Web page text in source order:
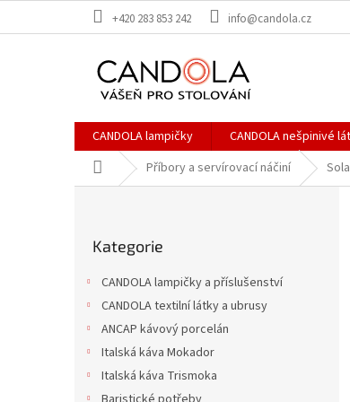
+420 283 853 242 info@candola.cz
CANDOLA lampičky CANDOLA nešpinivé
Domů Příbory a servírovací náčiní
kategorie
Kategorie
CANDOLA lampičky a příslušenství
CANDOLA textilní látky a ubrusy
ANCAP kávový porcelán
Italská káva Mokador
Italská káva Trismoka